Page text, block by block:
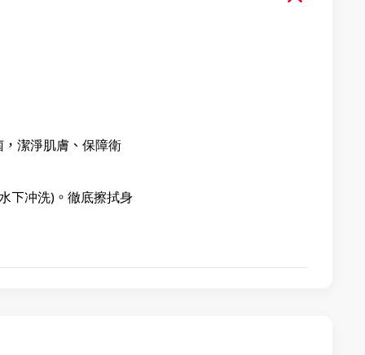
潔淨肌膚、保障衛
下冲洗)。徹底擦拭身